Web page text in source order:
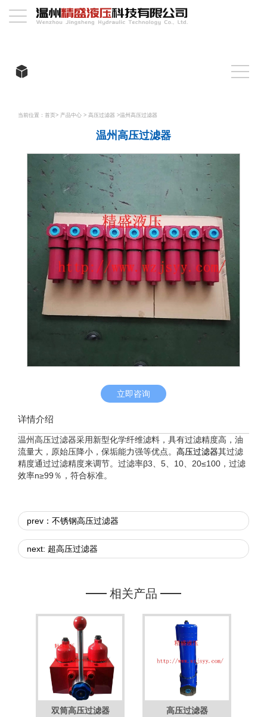
当前位置： 首页> 产品中心 > 高压过滤器 >温州高压过滤器
温州高压过滤器
立即咨询
详情介绍
温州高压过滤器采用新型化学纤维滤料，具有过滤精度高，油
流量大，原始压降小，保垢能力强等优点。 高压过滤器其过滤
精度通过过滤精度来调节。过滤率β3、5、10、20≤100，过滤
效率n≥99％，符合标准。
prev：不锈钢高压过滤器
next: 超高压过滤器
相关产品
双筒高压过滤器 高压过滤器